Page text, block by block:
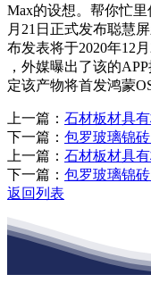
Max的设想。帮你忙
月21日正式发布聪慧
布发表将于2020年12
，外媒曝出了该的
定该产物将首发鸿蒙OS
上一篇： 石材板材具有
下一篇： 包罗玻璃锦
上一篇： 石材板材具有
下一篇： 包罗玻璃锦
返回列表